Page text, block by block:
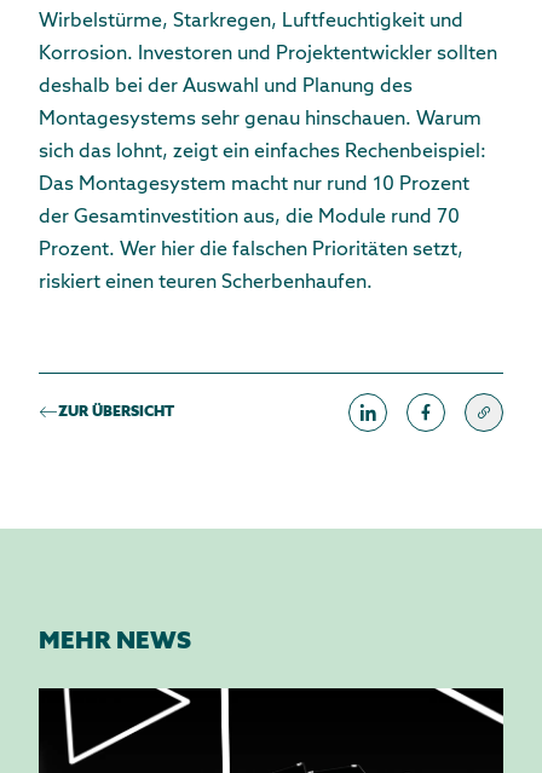
Wirbelstürme, Starkregen, Luftfeuchtigkeit und
Korrosion. Investoren und Projektentwickler sollten
deshalb bei der Auswahl und Planung des
Montagesystems sehr genau hinschauen. Warum
sich das lohnt, zeigt ein einfaches Rechenbeispiel:
Das Montagesystem macht nur rund 10 Prozent
der Gesamtinvestition aus, die Module rund 70
Prozent. Wer hier die falschen Prioritäten setzt,
riskiert einen teuren Scherbenhaufen.
ZUR ÜBERSICHT
MEHR NEWS